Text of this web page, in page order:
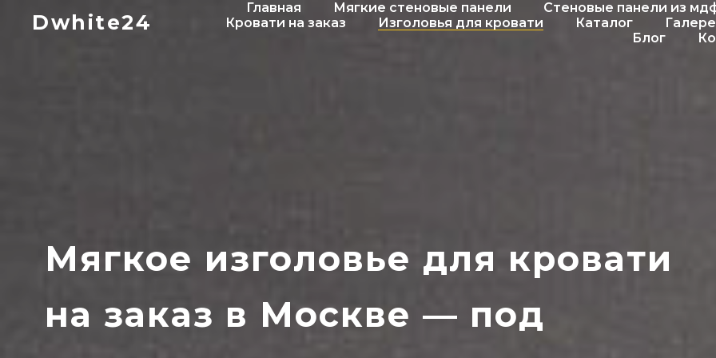
Dwhite24
Главная Мягкие стеновые панели
Стеновые панели из
Кровати на заказ
Изголовья для кровати Каталог
Блог
Мягкое изголовье для кровати
на заказ в Москве — под